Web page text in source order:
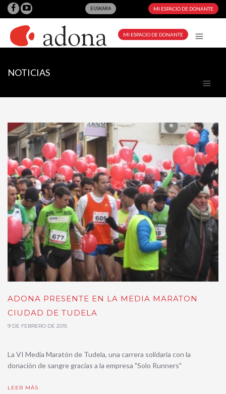
EUSKARA MI ESPACIO DE DONANTE
MI ESPACIO DE DONANTE
NOTICIAS
ADONA PRESENTE EN LA MEDIA MARATON
CIUDAD DE TUDELA
9 DE FEBRERO DE 2015
La VI Media Maratón de Tudela, una carrera solidaria con la
donación de sangre gracias a la empresa "Solo Runners"
LEER MÁS